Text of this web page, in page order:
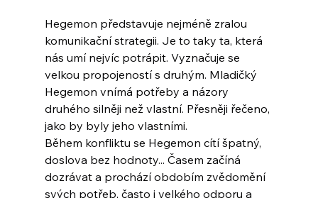
Hegemon představuje nejméně zralou
komunikační strategii. Je to taky ta, která
nás umí nejvíc potrápit. Vyznačuje se
velkou propojeností s druhým. Mladičký
Hegemon vnímá potřeby a názory
druhého silněji než vlastní. Přesněji řečeno,
jako by byly jeho vlastními.
Během konfliktu se Hegemon cítí špatný,
doslova bez hodnoty... Časem začíná
dozrávat a prochází obdobím zvědomění
svých potřeb, často i velkého odporu a